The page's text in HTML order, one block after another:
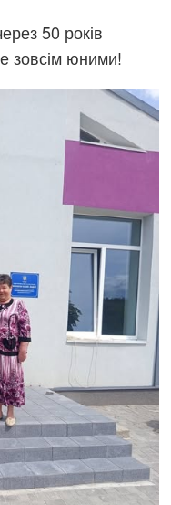
50 років
зовсім юними!